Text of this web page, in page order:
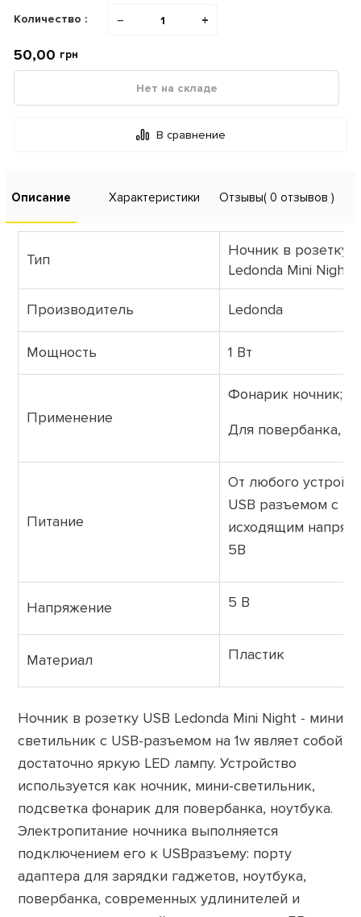
Количество : − +
50,00 грн
Нет на складе
В сравнение
Описание Характеристики Отзывы( 0 отзывов )
Тип
Ночник в розетку
Ledonda Mini Night
Производитель Ledonda
Мощность 1 Вт
Применение
Фонарик ночник;
Для повербанка,
Питание
От любого
USB разъемом с
исходящим
5В
Напряжение 5 В
Материал Пластик
Ночник в розетку USB Ledonda Mini Night - мини
светильник с USB-разъемом на 1w являет собой
достаточно яркую LED лампу. Устройство
используется как ночник, мини-светильник,
подсветка фонарик для повербанка, ноутбука.
Электропитание ночника выполняется
подключением его к USBразъему: порту
адаптера для зарядки гаджетов, ноутбука,
повербанка, современных удлинителей и